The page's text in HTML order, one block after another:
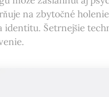
na zbytočné
identitu. Šetrnejšie